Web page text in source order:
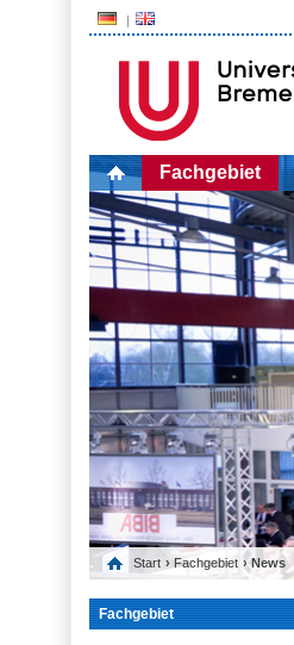
Fachgebiet
Start › Fachgebiet › News
Fachgebiet